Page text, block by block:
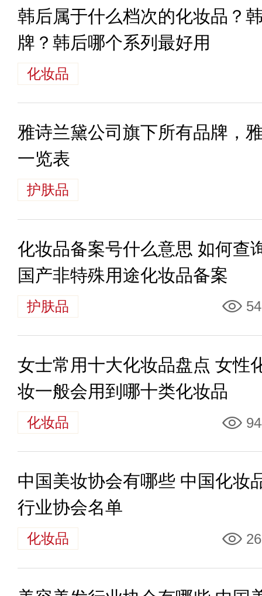
韩后属于什么档次的化妆品？
牌？韩后哪个系列最好用
化妆品
雅诗兰黛公司旗下所有品牌，
一览表
护肤品
化妆品备案号什么意思 如何查
国产非特殊用途化妆品备案
护肤品
女士常用十大化妆品盘点 女性
妆一般会用到哪十类化妆品
化妆品
中国美妆协会有哪些 中国化妆
行业协会名单
化妆品